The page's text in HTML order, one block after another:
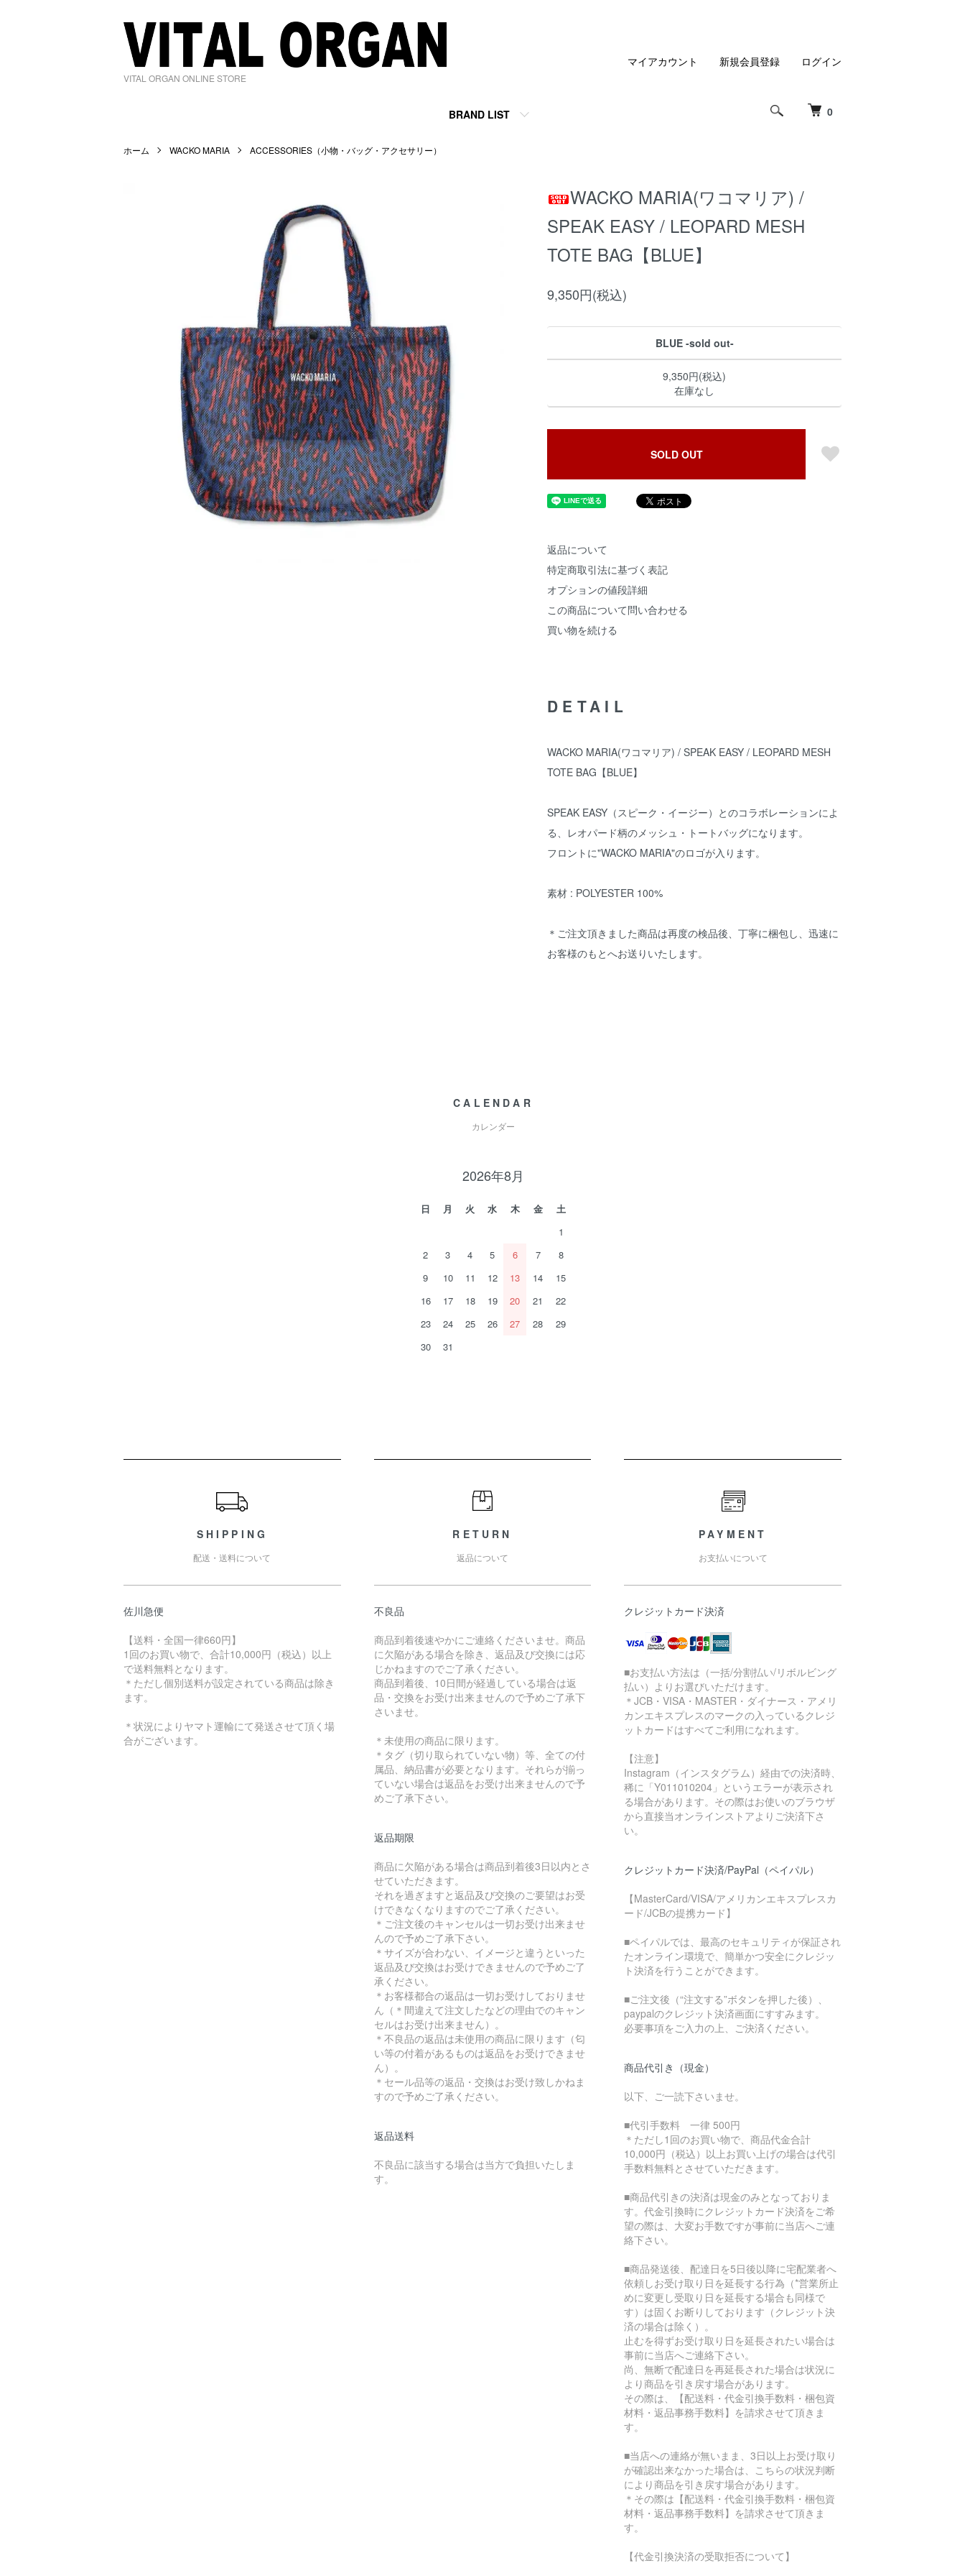
VITAL ORGAN ONLINE STORE
0
BRAND LIST
マイアカウント 新規会員登録 ログイン
ホーム WACKO MARIA ACCESSORIES（小物・バッグ・アクセサリー）
WACKO MARIA(ワコマリア) /
SPEAK EASY / LEOPARD MESH
TOTE BAG【BLUE】
9,350円(税込)
BLUE -sold out-
9,350円(税込)
在庫なし
SOLD OUT
返品について
特定商取引法に基づく表記
オプションの値段詳細
この商品について問い合わせる
買い物を続ける
DETAIL
WACKO MARIA(ワコマリア) / SPEAK EASY / LEOPARD MESH
TOTE BAG【BLUE】
SPEAK EASY（スピーク・イージー）とのコラボレーションによ
る、レオパード柄のメッシュ・トートバッグになります。
フロントに"WACKO MARIA"のロゴが入ります。
素材 : POLYESTER 100%
＊ご注文頂きました商品は再度の検品後、丁寧に梱包し、迅速に
お客様のもとへお送りいたします。
CALENDAR
カレンダー
2026年8月
日 月 火 水 木 金
土
1
2
3 4 5 6 7
8
9
10 11 12 13 14
15
16
17 18 19 20 21
22
23
24 25 26 27 28
29
30
31
SHIPPING
配送・送料について
佐川急便
【送料・全国一律660円】
1回のお買い物で、合計10,000円（税込）以上
で送料無料となります。
＊ただし個別送料が設定されている商品は除き
ます。
＊状況によりヤマト運輸にて発送させて頂く場
合がございます。
RETURN
返品について
不良品
商品到着後速やかにご連絡くださいませ。商品
に欠陥がある場合を除き、返品及び交換には応
じかねますのでご了承ください。
商品到着後、10日間が経過している場合は返
品・交換をお受け出来ませんので予めご了承下
さいませ。
＊未使用の商品に限ります。
＊タグ（切り取られていない物）等、全ての付
属品、納品書が必要となります。それらが揃っ
ていない場合は返品をお受け出来ませんので予
めご了承下さい。
返品期限
商品に欠陥がある場合は商品到着後3日以内とさ
せていただきます。
それを過ぎますと返品及び交換のご要望はお受
けできなくなりますのでご了承ください。
＊ご注文後のキャンセルは一切お受け出来ませ
んので予めご了承下さい。
＊サイズが合わない、イメージと違うといった
返品及び交換はお受けできませんので予めご了
承ください。
＊お客様都合の返品は一切お受けしておりませ
ん（＊間違えて注文したなどの理由でのキャン
セルはお受け出来ません）。
＊不良品の返品は未使用の商品に限ります（匂
い等の付着があるものは返品をお受けできませ
ん）。
＊セール品等の返品・交換はお受け致しかねま
すので予めご了承ください。
返品送料
不良品に該当する場合は当方で負担いたしま
す。
PAYMENT
お支払いについて
クレジットカード決済
■お支払い方法は（一括/分割払い/リボルビング
払い）よりお選びいただけます。
＊JCB・VISA・MASTER・ダイナース・アメリ
カンエキスプレスのマークの入っているクレジ
ットカードはすべてご利用になれます。
【注意】
Instagram（インスタグラム）経由での決済時、
稀に「Y011010204」というエラーが表示され
る場合があります。その際はお使いのブラウザ
から直接当オンラインストアよりご決済下さ
い。
クレジットカード決済/PayPal（ペイパル）
【MasterCard/VISA/アメリカンエキスプレスカ
ード/JCBの提携カード】
■ペイパルでは、最高のセキュリティが保証され
たオンライン環境で、簡単かつ安全にクレジッ
ト決済を行うことができます。
■ご注文後（“注文する”ボタンを押した後）、
paypalのクレジット決済画面にすすみます。
必要事項をご入力の上、ご決済ください。
商品代引き（現金）
以下、ご一読下さいませ。
■代引手数料 一律 500円
＊ただし1回のお買い物で、商品代金合計
10,000円（税込）以上お買い上げの場合は代引
手数料無料とさせていただきます。
■商品代引きの決済は現金のみとなっておりま
す。代金引換時にクレジットカード決済をご希
望の際は、大変お手数ですが事前に当店へご連
絡下さい。
■商品発送後、配達日を5日後以降に宅配業者へ
依頼しお受け取り日を延長する行為（*営業所止
めに変更し受取り日を延長する場合も同様で
す）は固くお断りしております（クレジット決
済の場合は除く）。
止むを得ずお受け取り日を延長されたい場合は
事前に当店へご連絡下さい。
尚、無断で配達日を再延長された場合は状況に
より商品を引き戻す場合があります。
その際は、【配送料・代金引換手数料・梱包資
材料・返品事務手数料】を請求させて頂きま
す。
■当店への連絡が無いまま、3日以上お受け取り
が確認出来なかった場合は、こちらの状況判断
により商品を引き戻す場合があります。
＊その際は【配送料・代金引換手数料・梱包資
材料・返品事務手数料】を請求させて頂きま
す。
【代金引換決済の受取拒否について】